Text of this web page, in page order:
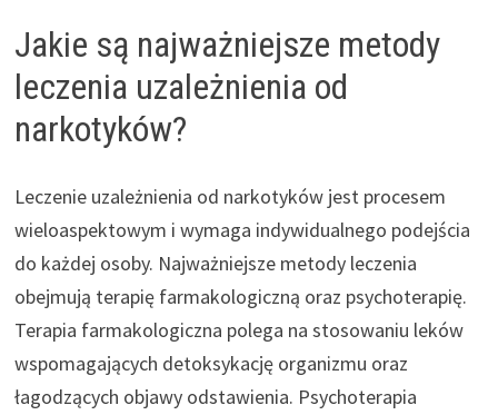
Jakie są najważniejsze metody
leczenia uzależnienia od
narkotyków?
Leczenie uzależnienia od narkotyków jest procesem
wieloaspektowym i wymaga indywidualnego podejścia
do każdej osoby. Najważniejsze metody leczenia
obejmują terapię farmakologiczną oraz psychoterapię.
Terapia farmakologiczna polega na stosowaniu leków
wspomagających detoksykację organizmu oraz
łagodzących objawy odstawienia. Psychoterapia